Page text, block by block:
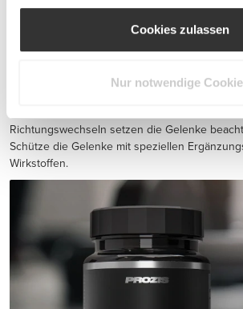
Cookies zulassen
Nur notwendige
BCAA 8:1:1 180 tabs
Richtungswechseln setzen die Gelenke
Schütze die Gelenke mit speziellen
Wirkstoffen.